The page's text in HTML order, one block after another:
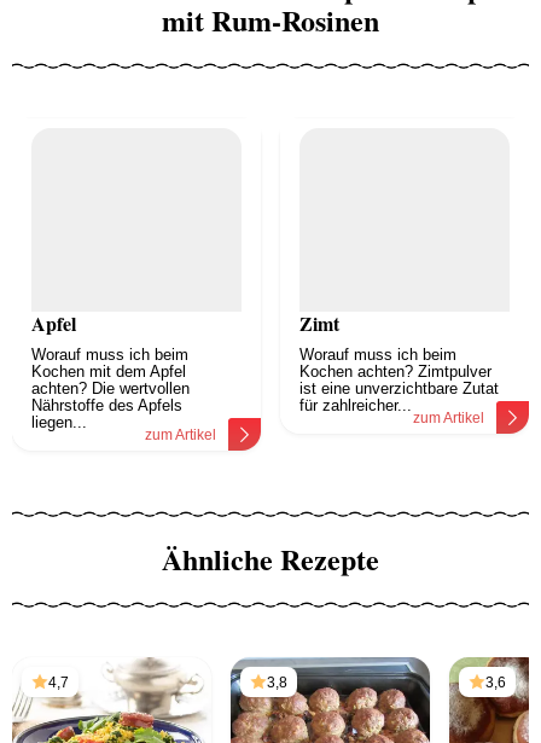
mit Rum-Rosinen
Apfel
Worauf muss ich beim
Kochen mit dem Apfel
achten? Die wertvollen
Nährstoffe des Apfels
liegen...
zum Artikel
Zimt
Worauf muss ich beim
Kochen achten? Zimtpulver
ist eine unverzichtbare Zutat
für zahlreicher...
zum Artikel
Ähnliche Rezepte
4,7 3,8 3,6